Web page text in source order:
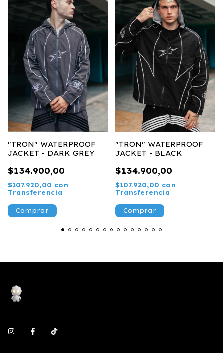
"TRON" WATERPROOF
JACKET - DARK GREY
$134.900,00
$107.920,00 con
Transferencia
Comprar
"TRON" WATERPROOF
JACKET - BLACK
$134.900,00
$107.920,00 con
Transferencia
Comprar